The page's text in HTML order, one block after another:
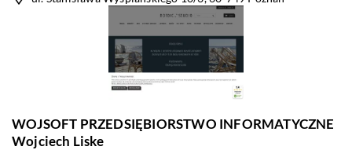
WOJSOFT PRZEDSIĘBIORSTWO INFORMATYCZNE
Wojciech Liske